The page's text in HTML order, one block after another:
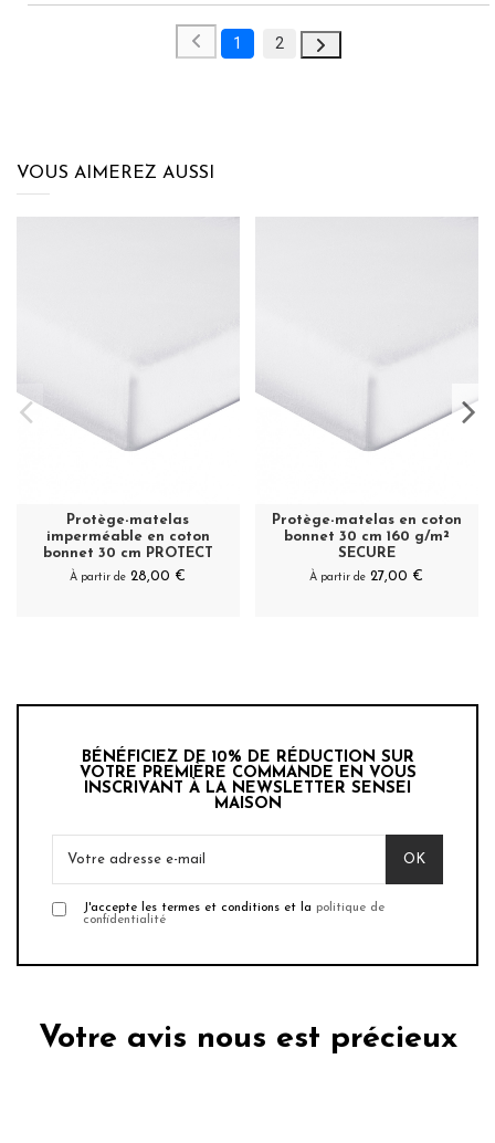
1 2
VOUS AIMEREZ AUSSI
Protège-matelas
imperméable en coton
bonnet 30 cm PROTECT
À partir de 28,00 €
Protège-matelas en coton
bonnet 30 cm 160 g/m²
SECURE
À partir de 27,00 €
BÉNÉFICIEZ DE 10% DE RÉDUCTION SUR
VOTRE PREMIÈRE COMMANDE EN VOUS
INSCRIVANT À LA NEWSLETTER SENSEI
MAISON
J'accepte les termes et conditions et la politique de
confidentialité
Votre avis nous est précieux